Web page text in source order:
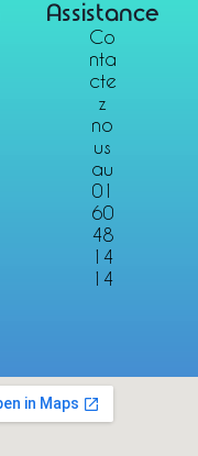
Assistance
Co
nta
cte
z
no
us
au
01
60
48
14
14